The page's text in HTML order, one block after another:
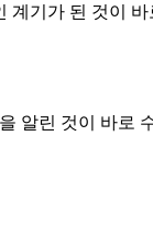
계기가 된 것이 바
알린 것이 바로